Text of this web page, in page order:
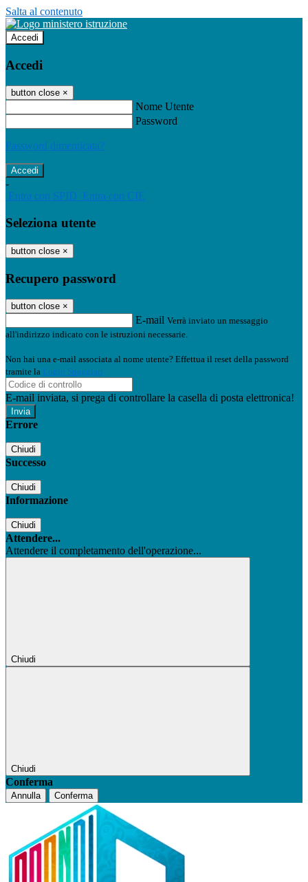
Salta al contenuto
Accedi
Accedi
button close ×
Nome Utente
Password
Password dimenticata?
-
Entra con SPID Entra con CIE
Seleziona utente
button close ×
Recupero password
button close ×
E-mail Verrà inviato un messaggio
all'indirizzo indicato con le istruzioni necessarie.
Non hai una e-mail associata al nome utente? Effettua il reset della password
tramite la Login Spaggiari
E-mail inviata, si prega di controllare la casella di posta elettronica!
Errore
Chiudi
Successo
Chiudi
Informazione
Chiudi
Attendere...
Attendere il completamento dell'operazione...
Chiudi
Chiudi
Conferma
Annulla Conferma